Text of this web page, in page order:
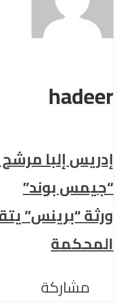
hadeer
إدريس إلبا
“جيمس بوند”
ورثة “برينس”
المحكمة
مشاركة